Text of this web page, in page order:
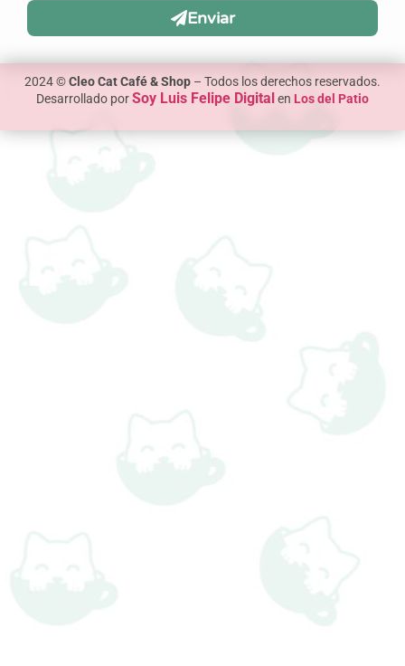
Enviar
2024 ©Cleo Cat Café & Shop – Todos los derechos reservados.
Desarrollado porSoy Luis Felipe Digital en Los del Patio